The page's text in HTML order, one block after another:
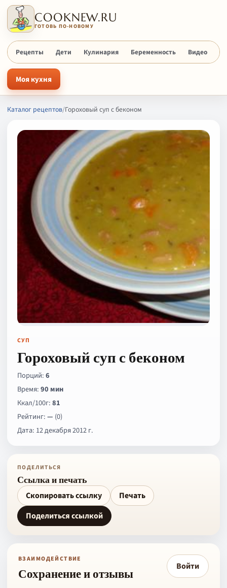
COOKNEW.RU
ГОТОВЬ ПО-НОВОМУ
Рецепты Дети Кулинария Беременность Видео
Моя кухня
Каталог рецептов/Гороховый суп с беконом
СУП
Гороховый суп с беконом
Порций:6
Время:90 мин
Ккал/100г:81
Рейтинг:— (0)
Дата: 12 декабря 2012 г.
ПОДЕЛИТЬСЯ
Ссылка и печать
Скопировать ссылку
Печать
Поделиться ссылкой
ВЗАИМОДЕЙСТВИЕ
Сохранение и отзывы Войти